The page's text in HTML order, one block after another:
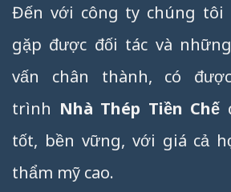
Đến với công ty chúng tôi
gặp được đối tác và
vấn chân thành, có
trình Nhà Thép Tiền Chế
tốt, bền vững, với giá cả
thẩm mỹ cao.